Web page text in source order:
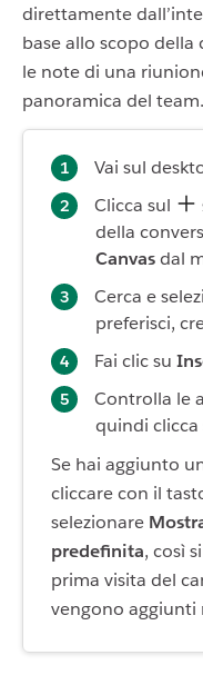
direttamente
base allo scopo
le note di una
panoramica del team.
Vai sul
Clicca sul
della
Canvasdal
Cerca e
preferisci,
Fai clic su
Controlla le
quindi clicca
Se hai aggiunto
cliccare con il
selezionare
predefinita, così
prima visita del
vengono